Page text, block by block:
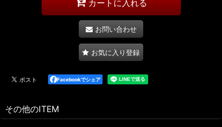
カートに入れる
お問い合わせ
お気に入り登録
Facebookでシェア
その他のITEM